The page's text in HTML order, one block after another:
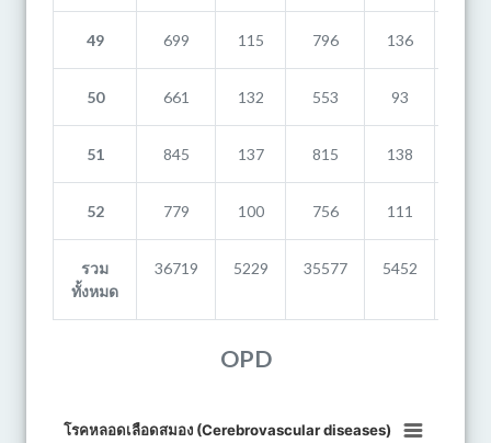
49 699 115 796 136
50 661 132 553 93
51 845 137 815 138
52 779 100 756 111
รวม
ทั้งหมด
36719 5229 35577 5452
OPD
โรคหลอดเลือดสมอง (Cerebrovascular
โรคหลอดเลือดสมอง (Cerebrovascular diseases)